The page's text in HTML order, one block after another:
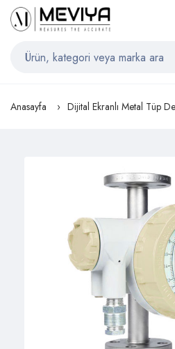
Anasayfa Dijital Ekranlı Metal Tüp